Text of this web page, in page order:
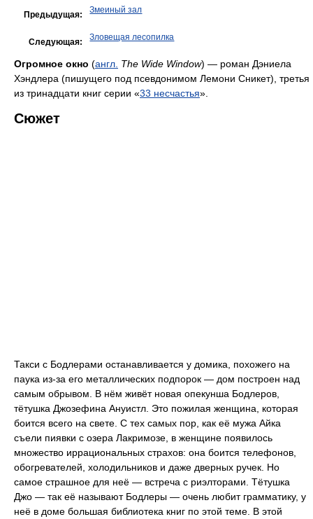
Предыдущая: Змеиный зал
Следующая: Зловещая лесопилка
Огромное окно (англ. The Wide Window) — роман Дэниела
Хэндлера (пишущего под псевдонимом Лемони Сникет), третья
из тринадцати книг серии «33 несчастья».
Сюжет
Такси с Бодлерами останавливается у домика, похожего на
паука из-за его металлических подпорок — дом построен над
самым обрывом. В нём живёт новая опекунша Бодлеров,
тётушка Джозефина Ануистл. Это пожилая женщина, которая
боится всего на свете. С тех самых пор, как её мужа Айка
съели пиявки с озера Лакримозе, в женщине появилось
множество иррациональных страхов: она боится телефонов,
обогревателей, холодильников и даже дверных ручек. Но
самое страшное для неё — встреча с риэлторами. Тётушка
Джо — так её называют Бодлеры — очень любит грамматику, у
неё в доме большая библиотека книг по этой теме. В этой